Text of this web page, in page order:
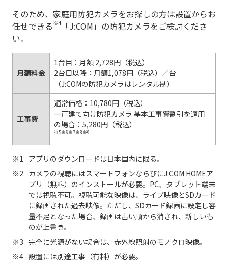
そのため、家庭用防犯カメラをお探しの方は設置からお
任せできる ※4
「J:COM」の防犯カメラをご検討くださ
い。
月額料金
1台目：月額 2,728円（税込）
2台目以降：月額1,078円（税込）／台
（J:COMの防犯カメラはレンタル制）
工事費
通常価格：10,780円（税込）
一戸建て向け防犯カメラ 基本工事費割引を適用
の場合：5,280円（税込）
※5※6※7※8※9
アプリのダウンロードは日本国内に限る。
カメラの視聴にはスマートフォンならびにJ:COM HOMEア
プリ（無料）のインストールが必要。PC、タブレット端末
では視聴不可。視聴可能な映像は、ライブ映像とSDカード
に録画された過去映像。ただし、SDカード録画に設定し容
量不足となった場合、録画は古い順から消され、新しいも
のが上書き。
完全に光源がない場合は、赤外線照射のモノクロ映像。
設置には別途工事（有料）が必要。